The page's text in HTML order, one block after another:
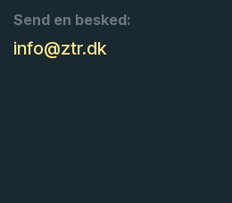
Send en besked:
info@ztr.dk